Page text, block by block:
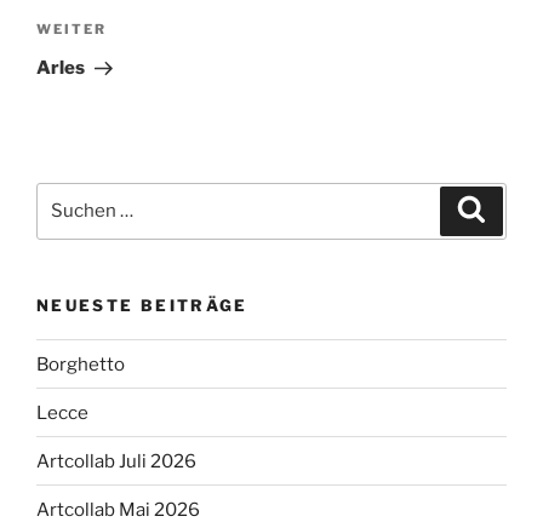
Nächster
Beitrag
WEITER
Arles
nach:
NEUESTE BEITRÄGE
Borghetto
Lecce
Artcollab Juli 2026
Artcollab Mai 2026